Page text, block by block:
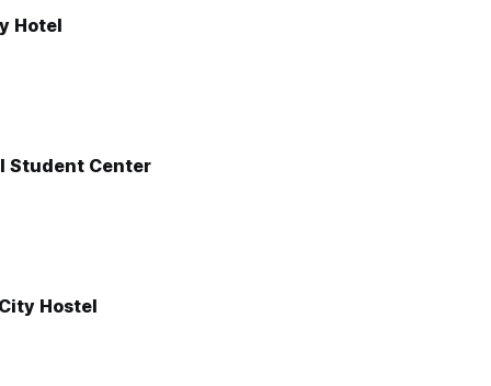
Hotel
Student Center
Hostel